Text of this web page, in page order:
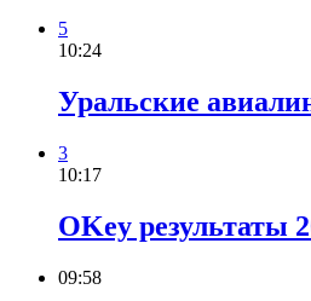
5
10:24
Уральские
3
10:17
OKey результаты
09:58